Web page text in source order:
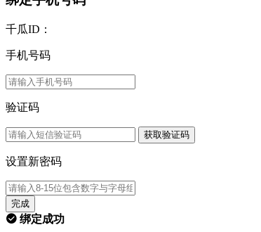
千瓜ID：
手机号码
验证码
获取验证码
设置新密码
完成
绑定成功